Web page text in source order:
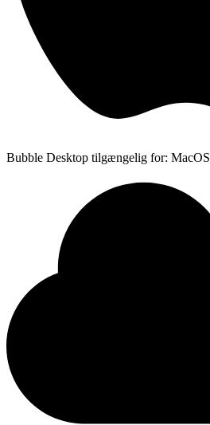
Bubble Desktop tilgængelig for: MacOS